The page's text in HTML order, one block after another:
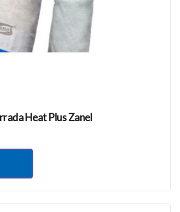
Heat Plus Zanel